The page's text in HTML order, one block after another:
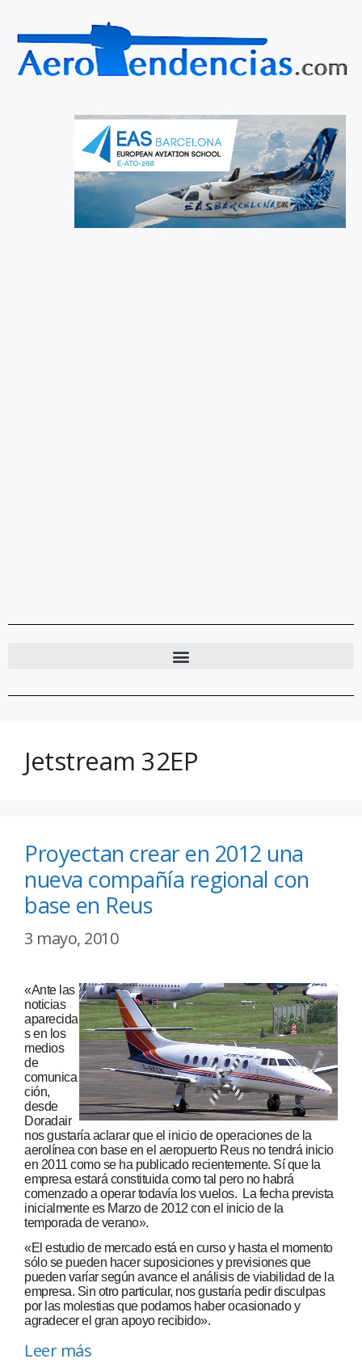
Jetstream 32EP
Proyectan crear en 2012 una
nueva compañía regional con
base en Reus
3 mayo, 2010
«Ante las
noticias
aparecida
s en los
medios
de
comunica
ción,
desde
Doradair
nos gustaría aclarar que el inicio de operaciones de la
aerolínea con base en el aeropuerto Reus no tendrá inicio
en 2011 como se ha publicado recientemente. Sí que la
empresa estará constituida como tal pero no habrá
comenzado a operar todavía los vuelos. La fecha prevista
inicialmente es Marzo de 2012 con el inicio de la
temporada de verano».
«El estudio de mercado está en curso y hasta el momento
sólo se pueden hacer suposiciones y previsiones que
pueden varíar según avance el análisis de viabilidad de la
empresa. Sin otro particular, nos gustaría pedir disculpas
por las molestias que podamos haber ocasionado y
agradecer el gran apoyo recibido».
Leer más